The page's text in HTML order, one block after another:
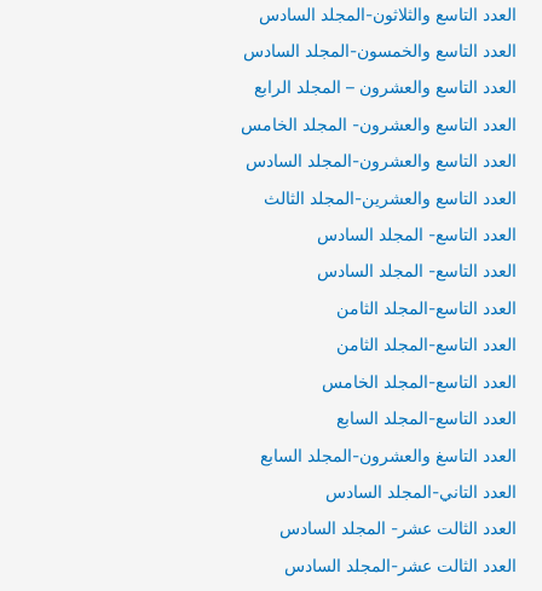
العدد التاسع والثلاثون-المجلد السادس
العدد التاسع والخمسون-المجلد السادس
العدد التاسع والعشرون – المجلد الرابع
العدد التاسع والعشرون- المجلد الخامس
العدد التاسع والعشرون-المجلد السادس
العدد التاسع والعشرين-المجلد الثالث
العدد التاسع- المجلد السادس
العدد التاسع- المجلد السادس
العدد التاسع-المجلد الثامن
العدد التاسع-المجلد الثامن
العدد التاسع-المجلد الخامس
العدد التاسع-المجلد السابع
العدد التاسغ والعشرون-المجلد السابع
العدد التاني-المجلد السادس
العدد الثالت عشر- المجلد السادس
العدد الثالت عشر-المجلد السادس